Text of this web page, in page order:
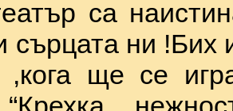
са
сърцата ни !Бих
,кога ще се